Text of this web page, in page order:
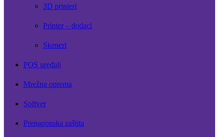
3D printeri
Printer – dodaci
Skeneri
POS uređaji
Mrežna oprema
Softver
Prenaponska zaštita